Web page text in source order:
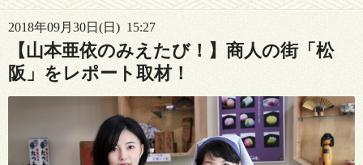
2018年09月30日(日) 15:27
【山本亜依のみえたび！】商人の街「松
阪」をレポート取材！